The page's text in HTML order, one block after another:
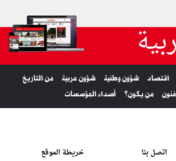
اقتصاد شؤون وطنية شؤون عربية
من التاريخ
من يكون؟ أصداء المؤسسات
اتصل بنا خريطة الموقع